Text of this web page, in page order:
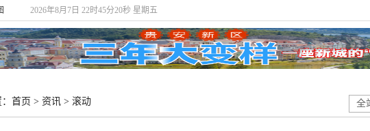
2026年8月7日 22时45分21秒 星期五
首页 > 资讯 > 滚动 全